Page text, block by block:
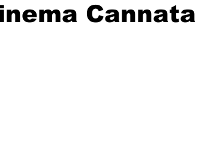
Politica forestiera Sport Annunci
Cannata